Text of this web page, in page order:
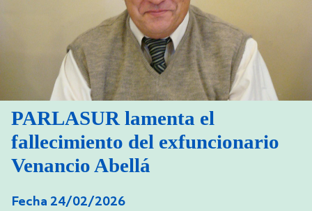
PARLASUR lamenta el
fallecimiento del exfuncionario
Venancio Abellá
Fecha 24/02/2026